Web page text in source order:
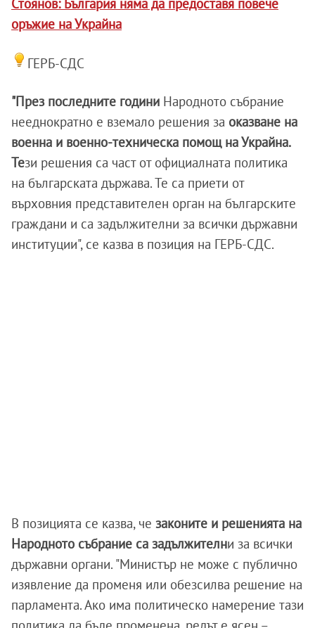
Стоянов: България няма да предоставя повече
оръжие на Украйна
ГЕРБ-СДС
"През последните години Народното събрание
нееднократно е вземало решения за оказване на
военна и военно-техническа помощ на Украйна.
Тези решения са част от официалната политика
на българската държава. Те са приети от
върховния представителен орган на българските
граждани и са задължителни за всички държавни
институции", се казва в позиция на ГЕРБ-СДС.
В позицията се казва, че законите и решенията на
Народното събрание са задължителни за всички
държавни органи. "Министър не може с публично
изявление да променя или обезсилва решение на
парламента. Ако има политическо намерение тази